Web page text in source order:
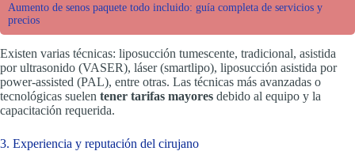
Aumento de senos paquete todo incluido: guía completa de servicios y
precios
Existen varias técnicas: liposucción tumescente, tradicional, asistida
por ultrasonido (VASER), láser (smartlipo), liposucción asistida por
power-assisted (PAL), entre otras. Las técnicas más avanzadas o
tecnológicas suelen tener tarifas mayores debido al equipo y la
capacitación requerida.
3. Experiencia y reputación del cirujano